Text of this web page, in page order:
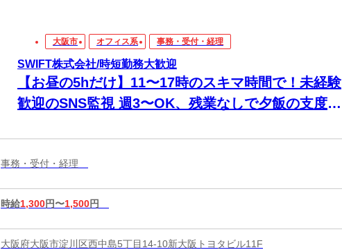
大阪市 オフィス系 事務・受付・経理
SWIFT株式会社/時短勤務大歓迎
【お昼の5hだけ】11〜17時のスキマ時間で！未経験
歓迎のSNS監視 週3〜OK、残業なしで夕飯の支度に
事務・受付・経理
時給1,300円〜1,500円
大阪府大阪市淀川区西中島5丁目14-10新大阪トヨタビル11F